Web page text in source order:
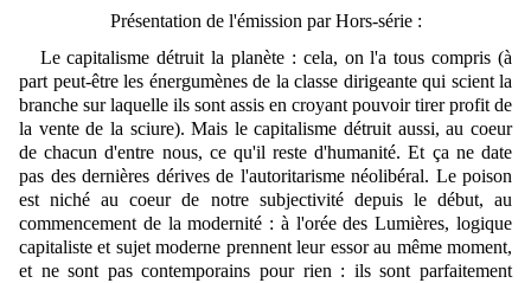
Présentation de l'émission par Hors-série :
Le capitalisme détruit la planète : cela, on l'a tous compris (à
part peut-être les énergumènes de la classe dirigeante qui scient la
branche sur laquelle ils sont assis en croyant pouvoir tirer profit de
la vente de la sciure). Mais le capitalisme détruit aussi, au coeur
de chacun d'entre nous, ce qu'il reste d'humanité. Et ça ne date
pas des dernières dérives de l'autoritarisme néolibéral. Le poison
est niché au coeur de notre subjectivité depuis le début, au
commencement de la modernité : à l'orée des Lumières, logique
capitaliste et sujet moderne prennent leur essor au même moment,
et ne sont pas contemporains pour rien : ils sont parfaitement